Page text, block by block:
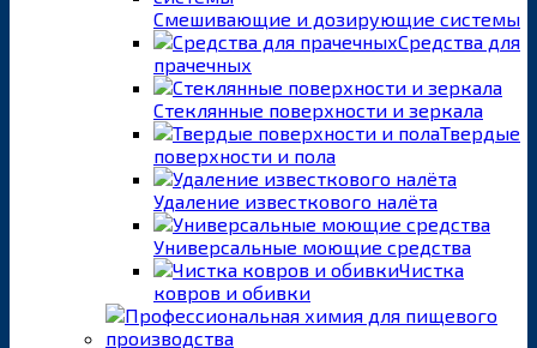
Смешивающие и дозирующие системы
Средства для
прачечных
Стеклянные поверхности и зеркала
Твердые
поверхности и пола
Удаление известкового налёта
Универсальные моющие средства
Чистка
ковров и обивки